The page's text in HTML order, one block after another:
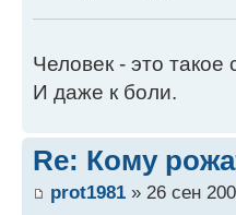
Человек - это
И даже к боли.
Re: Кому
prot1981 » 26 сен